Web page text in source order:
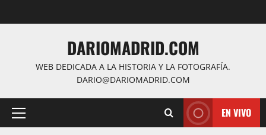
al
DARIOMADRID.COM
WEB DEDICADA A LA HISTORIA Y LA FOTOGRAFÍA.
DARIO@DARIOMADRID.COM
Menú
EN VIVO